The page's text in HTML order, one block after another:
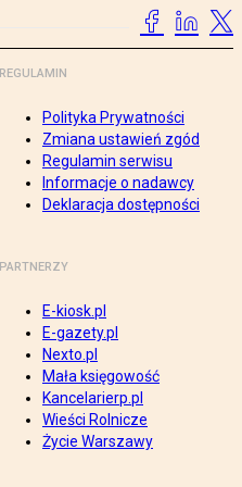
REGULAMIN
Polityka Prywatności
Zmiana ustawień zgód
Regulamin serwisu
Informacje o nadawcy
Deklaracja dostępności
PARTNERZY
E-kiosk.pl
E-gazety.pl
Nexto.pl
Mała księgowość
Kancelarierp.pl
Wieści Rolnicze
Życie Warszawy